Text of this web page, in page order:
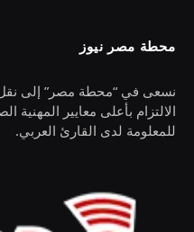
محطة مصر نيوز
نسعى في “محطة مصر” إلى نقل
الالتزام بأعلى معايير المهنية
للمعلومة لدى القارئ العربي.